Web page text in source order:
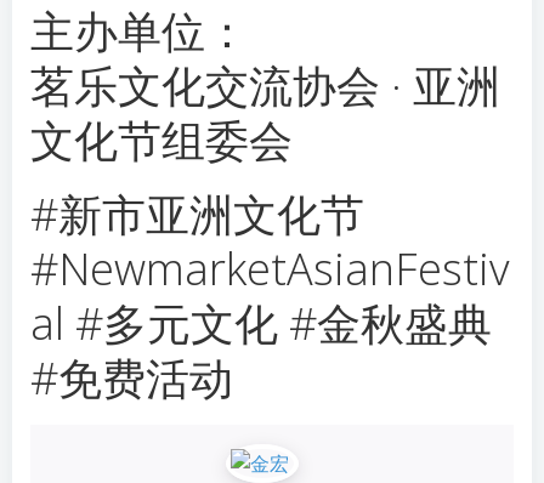
主办单位：
茗乐文化交流协会 · 亚洲
文化节组委会
#新市亚洲文化节
#NewmarketAsianFestiv
al #多元文化 #金秋盛典
#免费活动